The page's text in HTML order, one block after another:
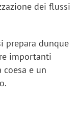
dei flussi
prepara dunque
importanti
coesa e un